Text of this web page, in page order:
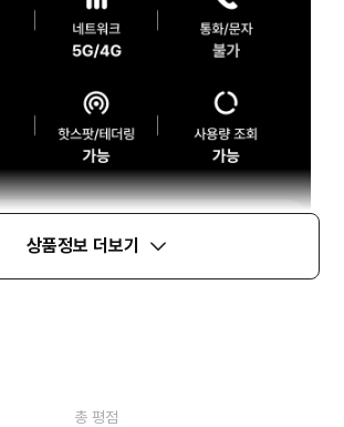
상품정보 더보기
총 평점